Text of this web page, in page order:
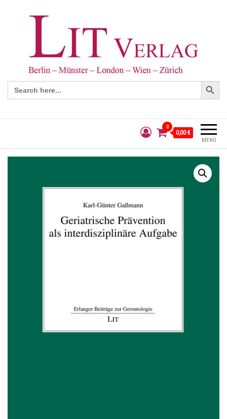
Search
for:
Search Button
MENÜ
0
0,00 €